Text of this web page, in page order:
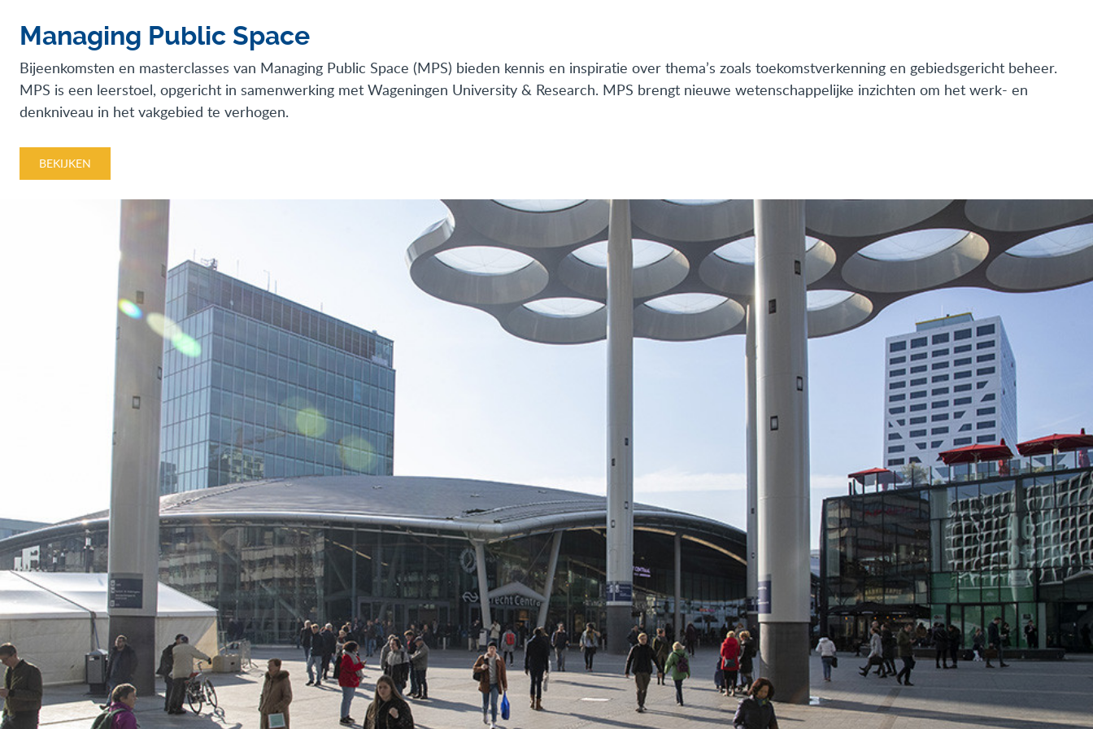
Managing Public Space
Bijeenkomsten en masterclasses van Managing Public Space (MPS) bieden kennis en inspiratie over thema’s zoals toekomstverkenning en gebiedsgericht beheer.
MPS is een leerstoel, opgericht in samenwerking met Wageningen University & Research. MPS brengt nieuwe wetenschappelijke inzichten om het werk- en
denkniveau in het vakgebied te verhogen.
BEKIJKEN